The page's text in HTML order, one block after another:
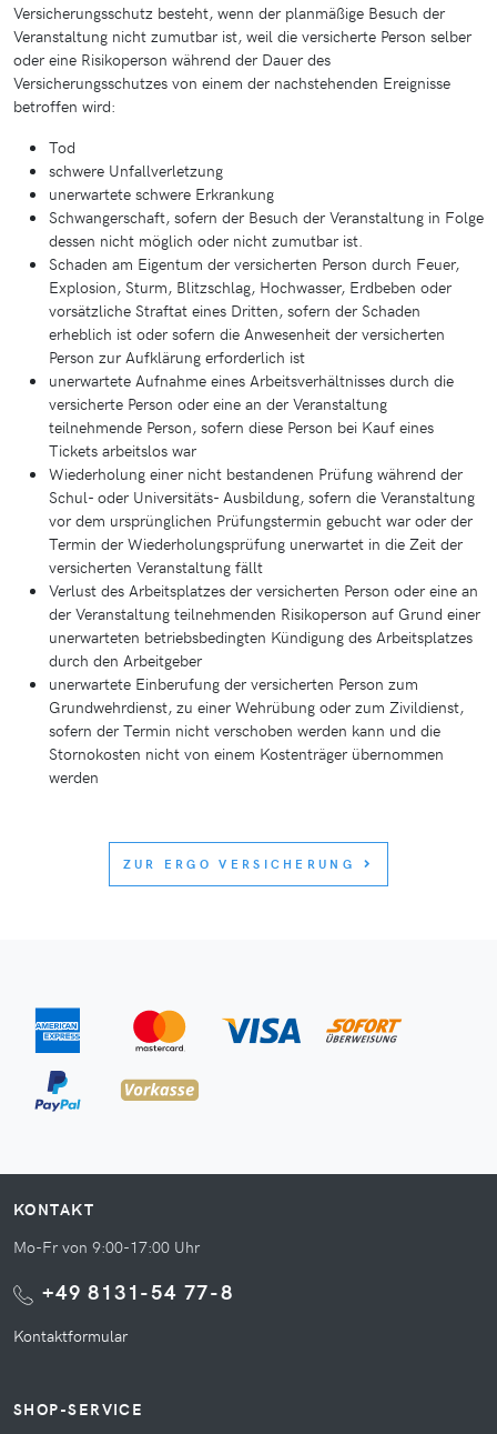
Versicherungsschutz besteht, wenn der planmäßige Besuch der
Veranstaltung nicht zumutbar ist, weil die versicherte Person selber
oder eine Risikoperson während der Dauer des
Versicherungsschutzes von einem der nachstehenden Ereignisse
betroffen wird:
Tod
schwere Unfallverletzung
unerwartete schwere Erkrankung
Schwangerschaft, sofern der Besuch der Veranstaltung in Folge
dessen nicht möglich oder nicht zumutbar ist.
Schaden am Eigentum der versicherten Person durch Feuer,
Explosion, Sturm, Blitzschlag, Hochwasser, Erdbeben oder
vorsätzliche Straftat eines Dritten, sofern der Schaden
erheblich ist oder sofern die Anwesenheit der versicherten
Person zur Aufklärung erforderlich ist
unerwartete Aufnahme eines Arbeitsverhältnisses durch die
versicherte Person oder eine an der Veranstaltung
teilnehmende Person, sofern diese Person bei Kauf eines
Tickets arbeitslos war
Wiederholung einer nicht bestandenen Prüfung während der
Schul- oder Universitäts- Ausbildung, sofern die Veranstaltung
vor dem ursprünglichen Prüfungstermin gebucht war oder der
Termin der Wiederholungsprüfung unerwartet in die Zeit der
versicherten Veranstaltung fällt
Verlust des Arbeitsplatzes der versicherten Person oder eine an
der Veranstaltung teilnehmenden Risikoperson auf Grund einer
unerwarteten betriebsbedingten Kündigung des Arbeitsplatzes
durch den Arbeitgeber
unerwartete Einberufung der versicherten Person zum
Grundwehrdienst, zu einer Wehrübung oder zum Zivildienst,
sofern der Termin nicht verschoben werden kann und die
Stornokosten nicht von einem Kostenträger übernommen
werden
ZUR ERGO VERSICHERUNG
KONTAKT
Mo-Fr von 9:00-17:00 Uhr
+49 8131-54 77-8
Kontaktformular
SHOP-SERVICE